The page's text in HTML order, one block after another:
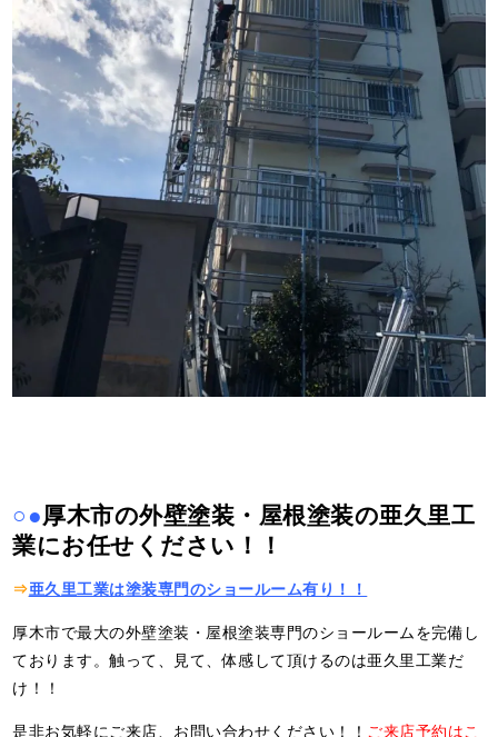
○●厚木市の外壁塗装・屋根塗装の亜久里工
業にお任せください！！
⇒亜久里工業は塗装専門のショールーム有り！！
厚木市で最大の外壁塗装・屋根塗装専門のショールームを完備し
ております。触って、見て、体感して頂けるのは亜久里工業だ
け！！
是非お気軽にご来店、お問い合わせください！！ ご来店予約はこ